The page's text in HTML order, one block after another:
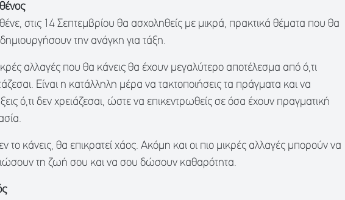
στις 14 Σεπτεμβρίου θα ασχοληθείς με μικρά, πρακτικά θέματα που θα
την ανάγκη για τάξη.
αλλαγές που θα κάνεις θα έχουν μεγαλύτερο αποτέλεσμα από ό,τι
Είναι η κατάλληλη μέρα να τακτοποιήσεις τα πράγματα και να
ό,τι δεν χρειάζεσαι, ώστε να επικεντρωθείς σε όσα έχουν πραγματική
το κάνεις, θα επικρατεί χάος. Ακόμη και οι πιο μικρές αλλαγές μπορούν να
τη ζωή σου και να σου δώσουν καθαρότητα.